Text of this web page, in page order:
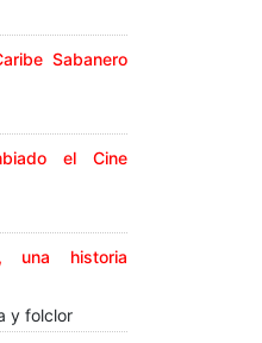
Sabanero
el Cine
una historia
y folclor